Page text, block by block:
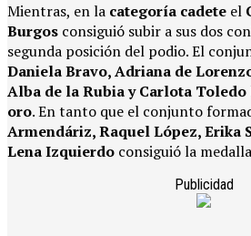
Mientras, en la categoría cadete el
Burgos consiguió subir a sus dos
segunda posición del podio. El
Daniela Bravo, Adriana de
Alba de la Rubia y Carlota Toledo
oro. En tanto que el conjunto
Armendáriz, Raquel López, Erika
Lena Izquierdo consiguió la
Publicidad